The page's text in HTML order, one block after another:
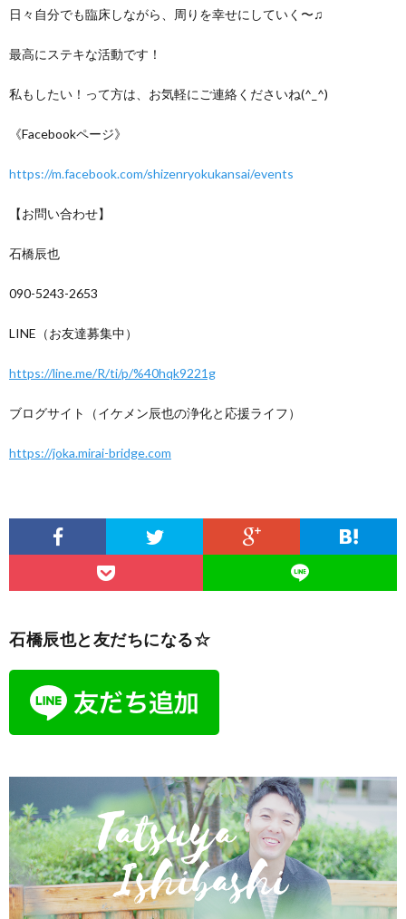
日々自分でも臨床しながら、周りを幸せにしていく〜♫
最高にステキな活動です！
私もしたい！って方は、お気軽にご連絡くださいね(^_^)
《Facebookページ》
https://m.facebook.com/shizenryokukansai/events
【お問い合わせ】
石橋辰也
090-5243-2653
LINE（お友達募集中）
https://line.me/R/ti/p/%40hqk9221g
ブログサイト（イケメン辰也の浄化と応援ライフ）
https://joka.mirai-bridge.com
石橋辰也と友だちになる☆